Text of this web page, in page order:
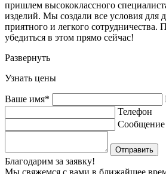
пришлем высококлассного
изделий. Мы создали все условия для
приятного и легкого сотрудничества.
убедиться в этом прямо сейчас!
Развернуть
Узнать цены
Ваше имя*
Телефон
Сообщение
Отправить
Благодарим за заявку!